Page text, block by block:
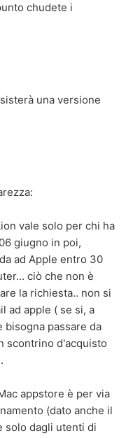
chudete i
una versione
vale solo per chi ha
giugno in poi,
ad Apple entro 30
ciò che non è
la richiesta.. non si
ad apple ( se si, a
passare da
scontrino d'acquisto
appstore è per via
(dato anche il
solo dagli utenti di